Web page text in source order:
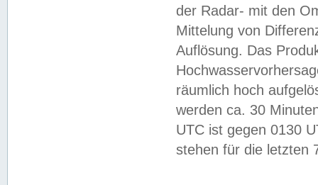
der Radar- mit den
Mittelung von
Auflösung. Das
räumlich hoch
werden ca. 30
UTC ist gegen 0130
stehen für die letzten